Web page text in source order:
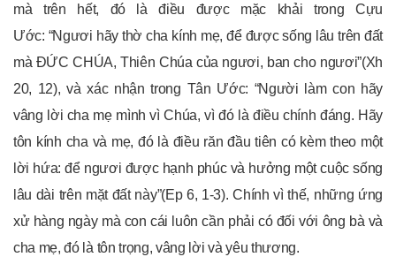
mà trên hết, đó là điều được mặc khải trong Cựu
Ước: “Ngươi hãy thờ cha kính mẹ, để được sống lâu trên đất
mà ĐỨC CHÚA, Thiên Chúa của ngươi, ban cho ngươi”(Xh
20, 12), và xác nhận trong Tân Ước: “Người làm con hãy
vâng lời cha mẹ mình vì Chúa, vì đó là điều chính đáng. Hãy
tôn kính cha và mẹ, đó là điều răn đầu tiên có kèm theo một
lời hứa: để ngươi được hạnh phúc và hưởng một cuộc sống
lâu dài trên mặt đất này”(Ep 6, 1-3). Chính vì thế, những ứng
xử hàng ngày mà con cái luôn cần phải có đối với ông bà và
cha mẹ, đó là tôn trọng, vâng lời và yêu thương.